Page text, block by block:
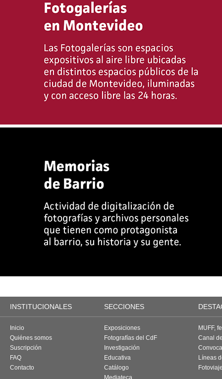
INSTITUCIONALES SECCIONES
Inicio
Quiénes somos
Suscripción
FAQ
Contacto
Exposiciones
Fotografías del CdF
Investigación
Educativa
Catálogo
Mediateca
MUFF,
Canal
Líneas